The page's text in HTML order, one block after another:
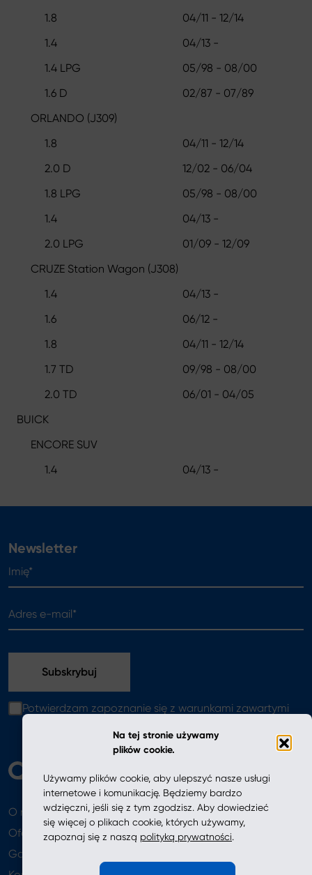
Na tej stronie używamy
plików cookie.
Używamy plików cookie, aby ulepszyć nasze usługi
internetowe i komunikację. Będziemy bardzo
wdzięczni, jeśli się z tym zgodzisz. Aby dowiedzieć
się więcej o plikach cookie, których używamy,
zapoznaj się z naszą polityką prywatności.
1.8
04/11 - 12/14
1.4
04/13 -
1.4 LPG
05/98 - 08/00
1.6 D
02/87 - 07/89
ORLANDO (J309)
1.8
04/11 - 12/14
2.0 D
12/02 - 06/04
1.8 LPG
05/98 - 08/00
1.4
04/13 -
2.0 LPG
01/09 - 12/09
CRUZE Station Wagon (J308)
1.4
04/13 -
1.6
06/12 -
1.8
04/11 - 12/14
1.7 TD
09/98 - 08/00
2.0 TD
06/01 - 04/05
BUICK
ENCORE SUV
1.4
04/13 -
Newsletter
Potwierdzam zapoznanie się z warunkami zawartymi
O nas
Oferta
Aktualności
Gdzie kupić